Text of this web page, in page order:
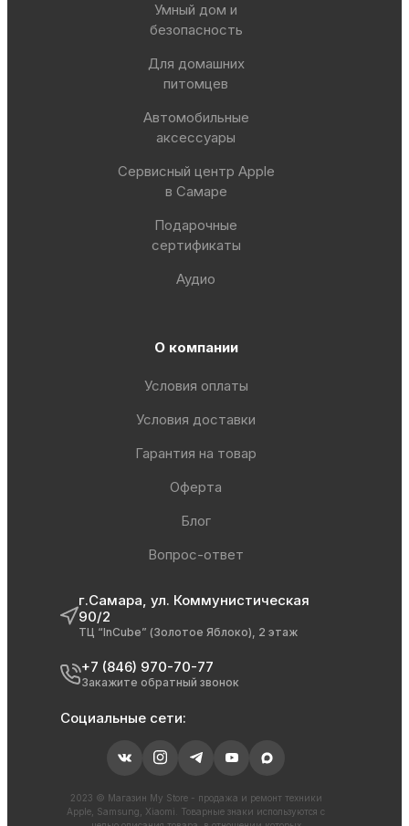
Умный дом и
безопасность
Для домашних
питомцев
Автомобильные
аксессуары
Сервисный центр Apple
в Самаре
Подарочные
сертификаты
Аудио
О компании
Условия оплаты
Условия доставки
Гарантия на товар
Оферта
Блог
Вопрос-ответ
г.Самара, ул. Коммунистическая
90/2
ТЦ “InCube” (Золотое Яблоко), 2 этаж
+7 (846) 970-70-77
Закажите обратный звонок
Социальные сети:
2023 © Магазин My Store - продажа и ремонт техники
Apple, Samsung, Xiaomi. Товарные знаки используются с